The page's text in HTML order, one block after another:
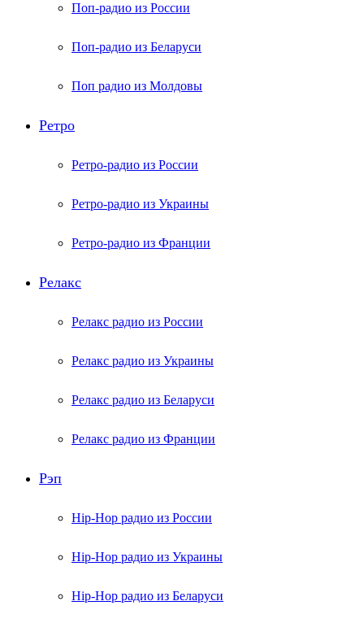
Поп-радио из России
Поп-радио из Беларуси
Поп радио из Молдовы
Ретро
Ретро-радио из России
Ретро-радио из Украины
Ретро-радио из Франции
Релакс
Релакс радио из России
Релакс радио из Украины
Релакс радио из Беларуси
Релакс радио из Франции
Рэп
Hip-Hop радио из России
Hip-Hop радио из Украины
Hip-Hop радио из Беларуси